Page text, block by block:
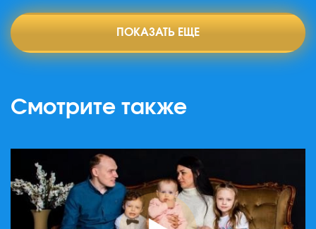
ПОКАЗАТЬ ЕЩЕ
Смотрите также